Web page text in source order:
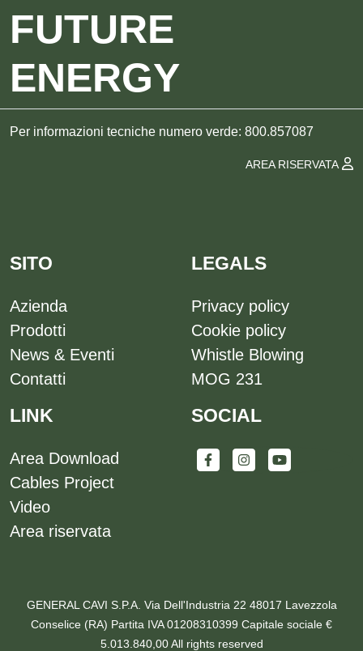
FUTURE
ENERGY
Per informazioni tecniche numero verde: 800.857087
AREA RISERVATA
SITO
Azienda
Prodotti
News & Eventi
Contatti
LEGALS
Privacy policy
Cookie policy
Whistle Blowing
MOG 231
LINK
Area Download
Cables Project
Video
Area riservata
SOCIAL
GENERAL CAVI S.P.A. Via Dell'Industria 22 48017 Lavezzola
Conselice (RA) Partita IVA 01208310399 Capitale sociale €
5.013.840,00 All rights reserved